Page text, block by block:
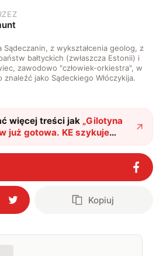
Sądeczanin, z wykształcenia geolog, z
bałtyckich (zwłaszcza Estonii) i
zawodowo "człowiek-orkiestra", w
znaleźć jako Sądeckiego Włóczykija.
więcej treści jak „Gilotyna
już gotowa. KE szykuje
zrujnuje zieloną
"?
Kopiuj